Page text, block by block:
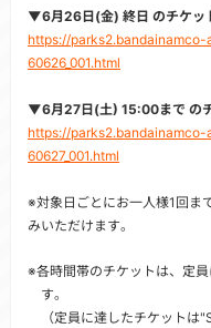
▼6月26日(金) 終日 のチケッ
https://parks2.bandainamco-
60626_001.html
▼6月27日(土) 15:00まで の
https://parks2.bandainamco-
60627_001.html
※対象日ごとにお一人様1回ま
みいただけます。
※各時間帯のチケットは、定員に達し次第お申込み受付を終了いたしま
す。
（定員に達したチケットは